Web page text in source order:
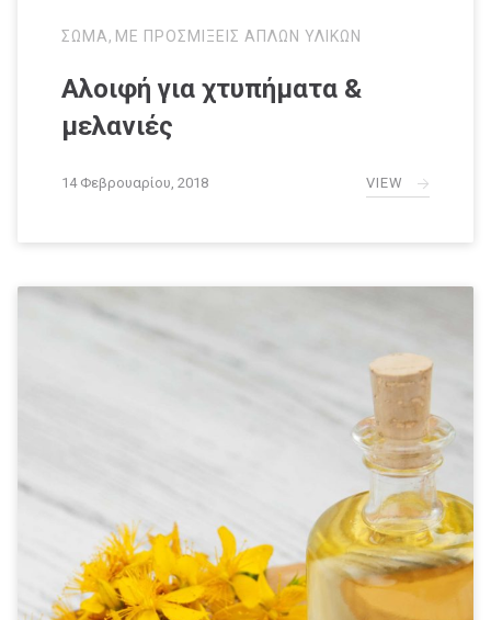
ΣΩΜΑ, ΜΕ ΠΡΟΣΜΙΞΕΙΣ ΑΠΛΩΝ ΥΛΙΚΩΝ
Αλοιφή για χτυπήματα &
μελανιές
14 Φεβρουαρίου, 2018 VIEW